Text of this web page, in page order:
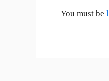
You must be